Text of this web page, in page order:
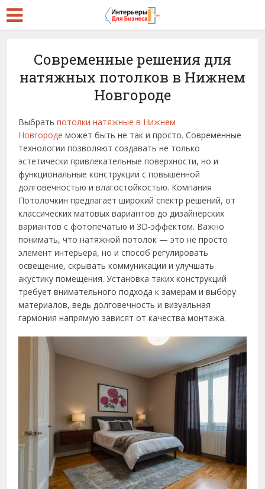
Современные решения для
натяжных потолков в Нижнем
Новгороде
Выбратьпотолки натяжные в Нижнем
Новгороде может быть не так и просто. Современные
технологии позволяют создавать не только
эстетически привлекательные поверхности, но и
функциональные конструкции с повышенной
долговечностью и влагостойкостью. Компания
Потолочкин предлагает широкий спектр решений, от
классических матовых вариантов до дизайнерских
вариантов с фотопечатью и 3D-эффектом. Важно
понимать, что натяжной потолок — это не просто
элемент интерьера, но и способ регулировать
освещение, скрывать коммуникации и улучшать
акустику помещения. Установка таких конструкций
требует внимательного подхода к замерам и выбору
материалов, ведь долговечность и визуальная
гармония напрямую зависят от качества монтажа.